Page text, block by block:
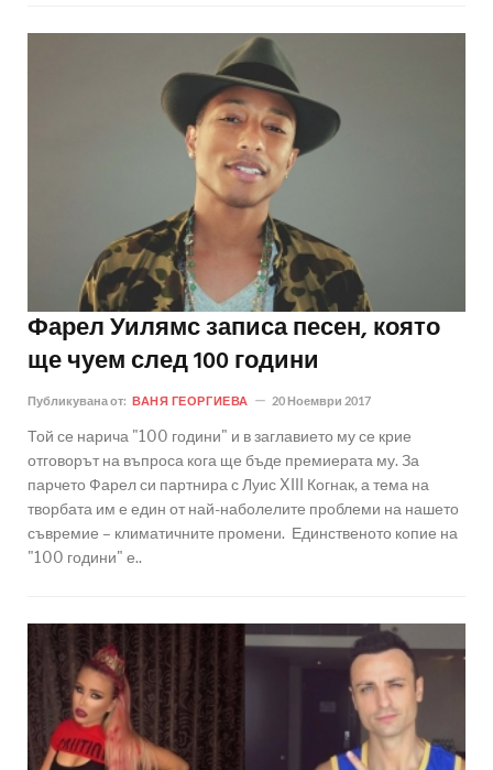
Фарел Уилямс записа песен, която
ще чуем след 100 години
Публикувана от: ВАНЯ ГЕОРГИЕВА 20 Ноември 2017
Той се нарича "100 години" и в заглавието му се крие
отговорът на въпроса кога ще бъде премиерата му. За
парчето Фарел си партнира с Луис XIII Когнак, а тема на
творбата им е един от най-наболелите проблеми на нашето
съвремие – климатичните промени. Единственото копие на
"100 години" е..